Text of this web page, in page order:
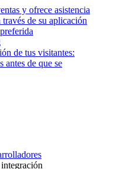
y ofrece asistencia
través de su aplicación
de tus visitantes:
antes de que se